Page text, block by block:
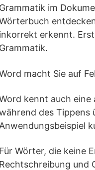
Grammatik im
inkorrekt erkennt.
Grammatik.
macht Sie auf
kennt auch
des Tippens
Anwendungsbeispiel
Für Wörter, die keine
Rechtschreibung und